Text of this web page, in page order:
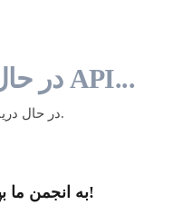
در حال بررسی وضعیت API...
در حال دریافت آخرین بررسی سلامت از ناوگان.
به انجمن ما بپیوندید و به‌روز بمانید!